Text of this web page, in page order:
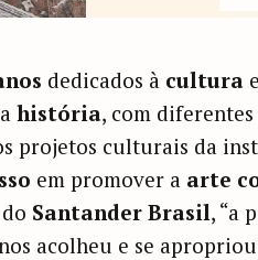
dedicados à cultura
história, com
projetos culturais da
em promover a arte
Santander Brasil, “a
acolheu e se